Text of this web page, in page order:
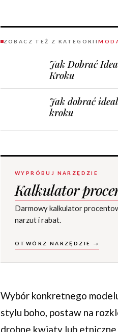
ZOBACZ TEŻ Z KATEGORII
Jak Dobrać
Kroku
Jak dobrać
kroku
WYPRÓBUJ NARZĘDZIE
Kalkulator
Darmowy kalkulator
narzut i rabat.
OTWÓRZ NARZĘDZIE →
Wybór konkretnego
stylu boho, postaw na
drobne kwiaty lub